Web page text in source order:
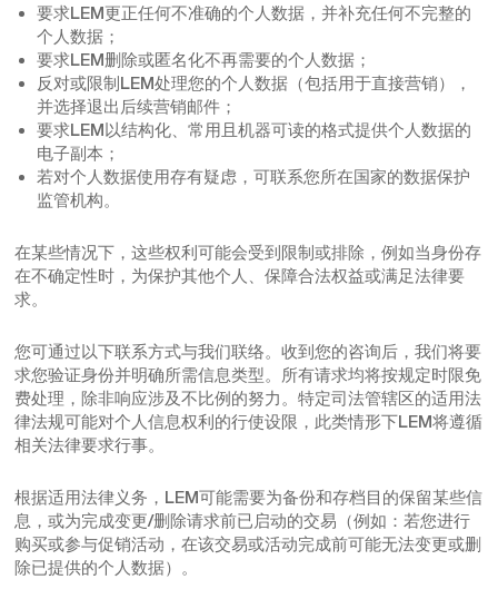
要求LEM更正任何不准确的个人数据，并补充任何不完整的
个人数据；
要求LEM删除或匿名化不再需要的个人数据；
反对或限制LEM处理您的个人数据（包括用于直接营销），
并选择退出后续营销邮件；
要求LEM以结构化、常用且机器可读的格式提供个人数据的
电子副本；
若对个人数据使用存有疑虑，可联系您所在国家的数据保护
监管机构。
在某些情况下，这些权利可能会受到限制或排除，例如当身份存
在不确定性时，为保护其他个人、保障合法权益或满足法律要
求。
您可通过以下联系方式与我们联络。收到您的咨询后，我们将要
求您验证身份并明确所需信息类型。所有请求均将按规定时限免
费处理，除非响应涉及不比例的努力。特定司法管辖区的适用法
律法规可能对个人信息权利的行使设限，此类情形下LEM将遵循
相关法律要求行事。
根据适用法律义务，LEM可能需要为备份和存档目的保留某些信
息，或为完成变更/删除请求前已启动的交易（例如：若您进行
购买或参与促销活动，在该交易或活动完成前可能无法变更或删
除已提供的个人数据）。